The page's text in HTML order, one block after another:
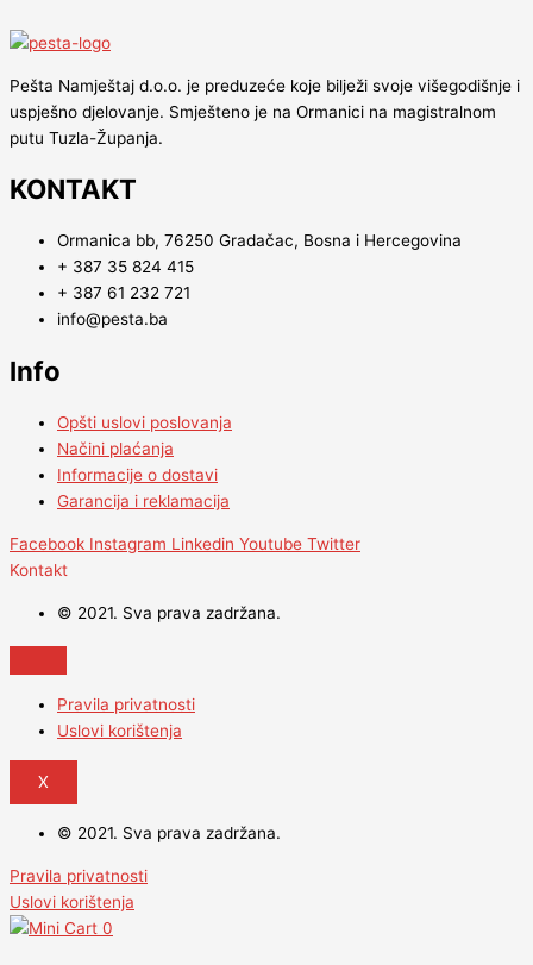
Pešta Namještaj d.o.o. je preduzeće koje bilježi svoje višegodišnje i
uspješno djelovanje. Smješteno je na Ormanici na magistralnom
putu Tuzla-Županja.
KONTAKT
Ormanica bb, 76250 Gradačac, Bosna i Hercegovina
+ 387 35 824 415
+ 387 61 232 721
info@pesta.ba
Info
Opšti uslovi poslovanja
Načini plaćanja
Informacije o dostavi
Garancija i reklamacija
Facebook Instagram Linkedin Youtube Twitter
Kontakt
© 2021. Sva prava zadržana.
Pravila privatnosti
Uslovi korištenja
X
© 2021. Sva prava zadržana.
Pravila privatnosti
Uslovi korištenja
0